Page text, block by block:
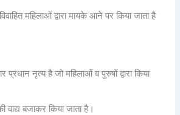
महिलाओं द्वारा मायके आने पर किया जाता है
प्रधान नृत्य है जो महिलाओं व पुरुषों द्वारा किया
वाद्य बजाकर किया जाता है।